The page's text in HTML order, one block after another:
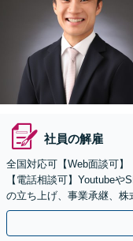
社員の解雇
全国対応可【Web面談可】
【電話相談可】Youtube
の立ち上げ、事業承継、
ー・ドラフトなどに対応。